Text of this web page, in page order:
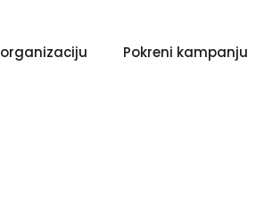
Pokreni kampanju